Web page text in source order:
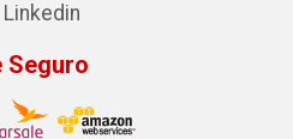
Linkedin
Seguro